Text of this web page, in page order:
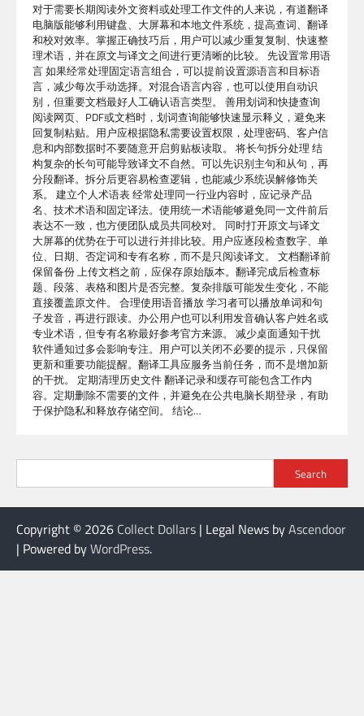
对于需要长期阅读外文资料或处理工作文件的人来说，有道翻译
电脑版能够利用键盘、大屏幕和本地文件系统，提高查词、翻译
和校对效率。掌握正确技巧后，用户可以减少重复复制、快速整
理术语，并在原文与译文之间进行更清晰的比较。 先设置常用语
言 如果经常处理固定语言组合，可以提前设置源语言和目标语
言，减少每次手动选择。对混合语言内容，也可以使用自动识
别，但重要文档最好人工确认语言类型。 善用划词和快捷查询
阅读网页、PDF或文档时，划词查询能够快速显示释义，避免来
回复制粘贴。用户应根据隐私需要设置权限，处理密码、客户信
息和内部数据时不要随意开启剪贴板读取。 将长句拆分处理 结
构复杂的长句可能导致译文不自然。可以先识别主句和从句，再
分段翻译。拆分后更容易检查逻辑，也能减少系统误解修饰关
系。 建立个人术语表 经常处理同一行业内容时，应记录产品
名、技术术语和固定译法。使用统一术语能够避免同一文件前后
表达不一致，也方便团队成员共同校对。 同时打开原文与译文
大屏幕的优势在于可以进行并排比较。用户应逐段检查数字、单
位、日期、否定词和专有名称，而不是只阅读译文。 文档翻译前
保留备份 上传文档之前，应保存原始版本。翻译完成后检查标
题、段落、表格和图片是否完整。复杂排版可能发生变化，不能
直接覆盖原文件。 合理使用语音播放 学习者可以播放单词和句
子发音，再进行跟读。办公用户也可以利用发音确认客户姓名或
专业术语，但专有名称最好参考官方来源。 减少桌面通知干扰
软件通知过多会影响专注。用户可以关闭不必要的提示，只保留
更新和重要功能提醒。翻译工具应服务当前任务，而不是增加新
的干扰。 定期清理历史文件 翻译记录和缓存可能包含工作内
容。定期删除不需要的文件，并避免在公共电脑长期登录，有助
于保护隐私和释放存储空间。 结论…
Search
Copyright © 2026 Collect Dollars | Legal News byAscendoor
| Powered byWordPress.